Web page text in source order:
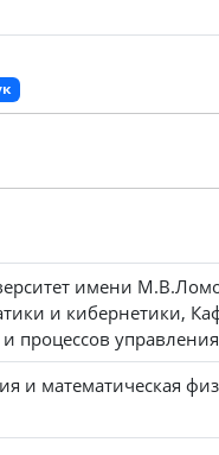
имени
и кибернетики,
процессов управления
и математическая